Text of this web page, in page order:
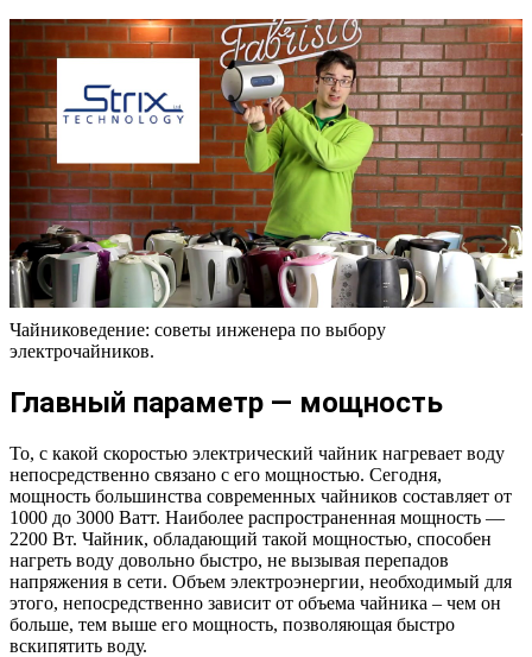
Чайниковедение: советы инженера по выбору
электрочайников.
Главный параметр — мощность
То, с какой скоростью электрический чайник нагревает воду
непосредственно связано с его мощностью. Сегодня,
мощность большинства современных чайников составляет от
1000 до 3000 Ватт. Наиболее распространенная мощность —
2200 Вт. Чайник, обладающий такой мощностью, способен
нагреть воду довольно быстро, не вызывая перепадов
напряжения в сети. Объем электроэнергии, необходимый для
этого, непосредственно зависит от объема чайника – чем он
больше, тем выше его мощность, позволяющая быстро
вскипятить воду.